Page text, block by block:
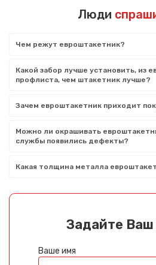
Люди
Чем режут евроштакетник?
Какой забор лучше установить, из
профлиста, чем штакетник лучше?
Зачем евроштакетник приходит
Можно ли окрашивать
службы появились дефекты?
Какая толщина металла
Задайте Ваш
Ваше имя